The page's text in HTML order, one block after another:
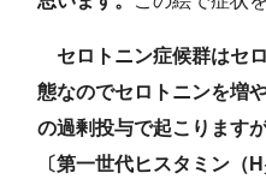
セロトニン症候群はセ
態なのでセロトニンを増
の過剰投与で起こります
〔第一世代ヒスタミン（H